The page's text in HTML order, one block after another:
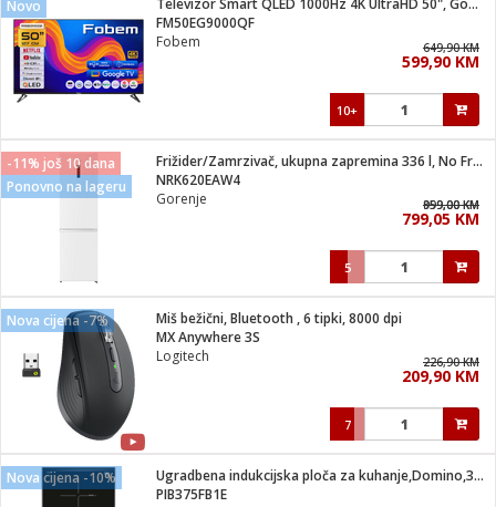
pribor
Vitrine
pribor
i kutije
osigurači
gorivo
Novo
Televizor Smart QLED 1000Hz 4K UltraHD 50", Google TV
FM50EG9000QF
Fobem
649,90 KM
599,90 KM
10+
-11% još 10 dana
Ponovno na lageru
Frižider/Zamrzivač, ukupna zapremina 336 l, No Frost Plus, E
NRK620EAW4
Gorenje
959,00 KM
899,00 KM
799,05 KM
5
Nova cijena -7%
Miš bežični, Bluetooth , 6 tipki, 8000 dpi
MX Anywhere 3S
Logitech
226,90 KM
209,90 KM
7
Nova cijena -10%
Ugradbena indukcijska ploča za kuhanje,Domino,3700W,Serie 6
PIB375FB1E